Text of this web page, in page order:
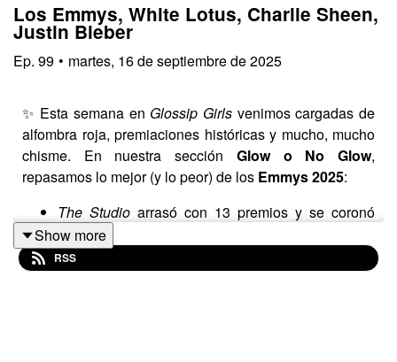
Los Emmys, White Lotus, Charlie Sheen,
Justin Bieber
Ep. 99 • martes, 16 de septiembre de 2025
✨ Esta semana en Glossip Girls venimos cargadas de
alfombra roja, premiaciones históricas y mucho, mucho
chisme. En nuestra sección Glow o No Glow,
repasamos lo mejor (y lo peor) de los Emmys 2025:
The Studio arrasó con 13 premios y se coronó
como la comedia más premiada en una sola
temporada.
Owen Cooper, con solo 15 años, se convirtió en el
Show more
RSS